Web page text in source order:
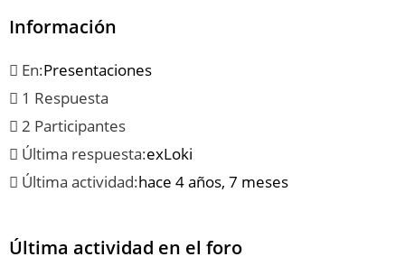
Información
En:Presentaciones
1 Respuesta
2 Participantes
Última respuesta:exLoki
Última actividad:hace 4 años, 7 meses
Última actividad en el foro